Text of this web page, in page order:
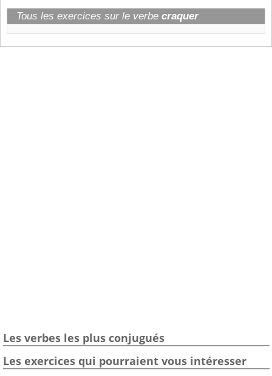
Tous les exercices sur le verbe craquer
Les verbes les plus conjugués
Les exercices qui pourraient vous intéresser